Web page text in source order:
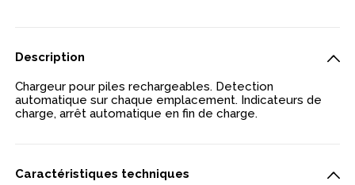
Description
Chargeur pour piles rechargeables. Detection
automatique sur chaque emplacement. Indicateurs de
charge, arrêt automatique en fin de charge.
Caractéristiques techniques